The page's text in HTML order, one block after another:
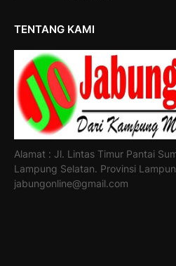
TENTANG KAMI
Alamat : Jl. Lintas Timur Pantai
Lampung Selatan. Provinsi
jabungonline@gmail.com